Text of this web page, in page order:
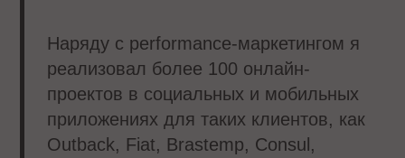
Наряду с performance-маркетингом я
реализовал более 100 онлайн-
проектов в социальных и мобильных
приложениях для таких клиентов, как
Outback, Fiat, Brastemp, Consul,